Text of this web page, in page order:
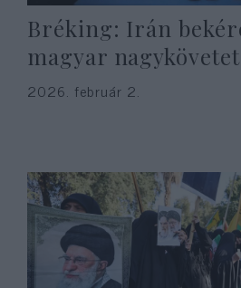
Bréking: Irán
magyar nagykövetet
2026. február 2.